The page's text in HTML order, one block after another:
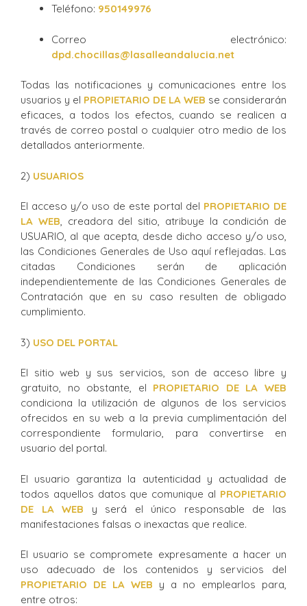
Teléfono: 950149976
Correo electrónico:
dpd.chocillas@lasalleandalucia.net
Todas las notificaciones y comunicaciones entre los
usuarios y el PROPIETARIO DE LA WEB se considerarán
eficaces, a todos los efectos, cuando se realicen a
través de correo postal o cualquier otro medio de los
detallados anteriormente.
2) USUARIOS
El acceso y/o uso de este portal del PROPIETARIO DE
LA WEB, creadora del sitio, atribuye la condición de
USUARIO, al que acepta, desde dicho acceso y/o uso,
las Condiciones Generales de Uso aquí reflejadas. Las
citadas Condiciones serán de aplicación
independientemente de las Condiciones Generales de
Contratación que en su caso resulten de obligado
cumplimiento.
3) USO DEL PORTAL
El sitio web y sus servicios, son de acceso libre y
gratuito, no obstante, el PROPIETARIO DE LA WEB
condiciona la utilización de algunos de los servicios
ofrecidos en su web a la previa cumplimentación del
correspondiente formulario, para convertirse en
usuario del portal.
El usuario garantiza la autenticidad y actualidad de
todos aquellos datos que comunique al PROPIETARIO
DE LA WEB y será el único responsable de las
manifestaciones falsas o inexactas que realice.
El usuario se compromete expresamente a hacer un
uso adecuado de los contenidos y servicios del
PROPIETARIO DE LA WEB y a no emplearlos para,
entre otros: